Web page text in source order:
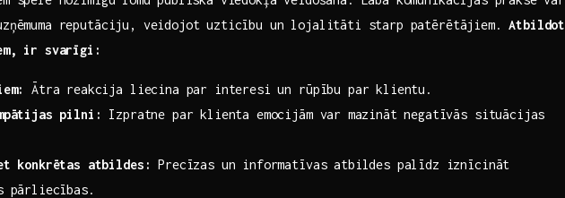
reputāciju, veidojot uzticību un lojalitāti starp patērētājiem.Atbildot
ir svarīgi:
Ātra reakcija liecina par interesi un rūpību par klientu.
pilni:
Izpratne par klienta emocijām var⁤ mazināt negatīvās situācijas
konkrētas atbildes: Precīzas un informatīvas atbildes palīdz​ iznīcināt​
pārliecības.